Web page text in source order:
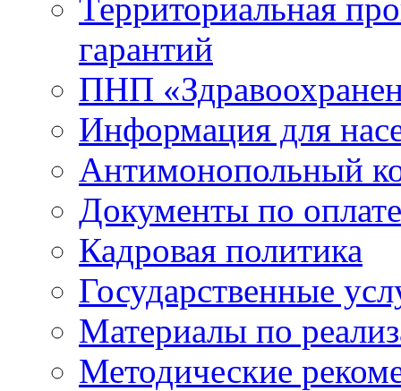
Территориальная
гарантий
ПНП
Информация для
Антимонопольный
Документы по
Кадровая политика
Государственные
Материалы по
Методические